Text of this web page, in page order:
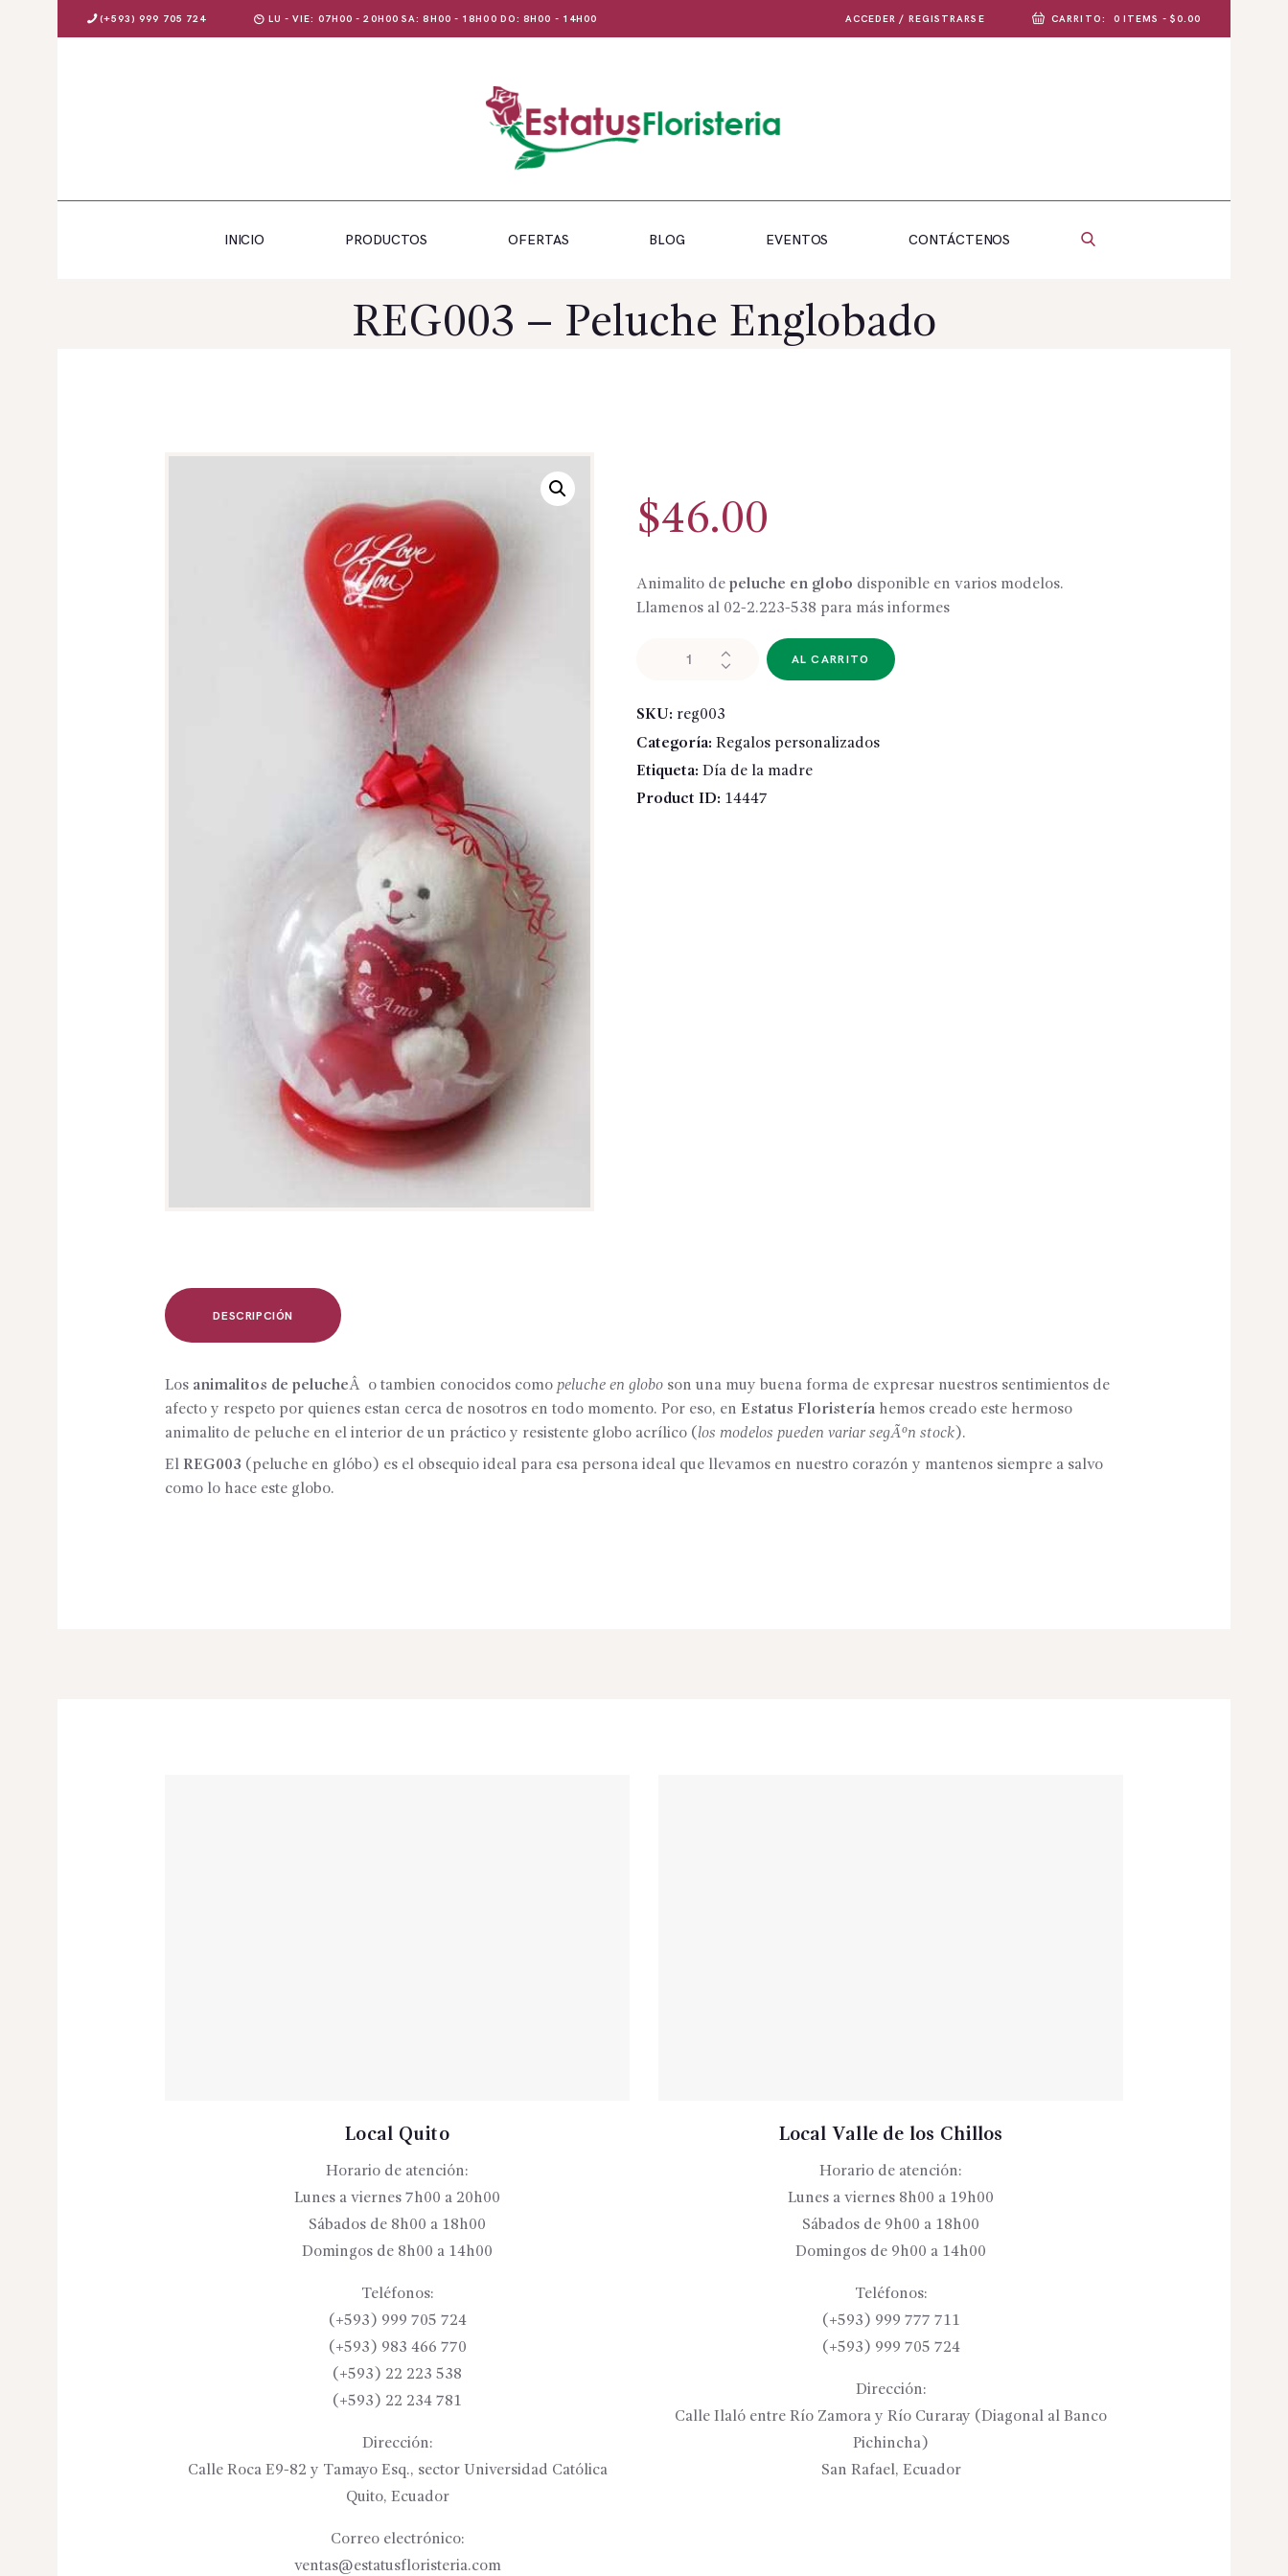
(+593) 999 705 724 LU - VIE: 07H00 - 20H00 SA: 8H00 - 18H00 DO: 8H00 - 14H00 ACCEDER / REGISTRARSE CARRITO: 0 ITEMS - $0.00
INICIO PRODUCTOS OFERTAS BLOG EVENTOS CONTÁCTENOS
REG003 – Peluche Englobado
$46.00
Animalito de peluche en globo disponible en varios modelos.
Llamenos al 02-2.223-538 para más informes
Englobado
cantidad
AL CARRITO
SKU: reg003
Categoría: Regalos personalizados
Etiqueta: Día de la madre
Product ID: 14447
DESCRIPCIÓN
Los animalitos de pelucheÂ o tambien conocidos como peluche en globo son una muy buena forma de expresar nuestros sentimientos de
afecto y respeto por quienes estan cerca de nosotros en todo momento. Por eso, en Estatus Floristería hemos creado este hermoso
animalito de peluche en el interior de un práctico y resistente globo acrílico (los modelos pueden variar segÃºn stock).
El REG003 (peluche en glóbo) es el obsequio ideal para esa persona ideal que llevamos en nuestro corazón y mantenos siempre a salvo
como lo hace este globo.
Local Quito
Horario de atención:
Lunes a viernes 7h00 a 20h00
Sábados de 8h00 a 18h00
Domingos de 8h00 a 14h00
Teléfonos:
(+593) 999 705 724
(+593) 983 466 770
(+593) 22 223 538
(+593) 22 234 781
Dirección:
Calle Roca E9-82 y Tamayo Esq., sector Universidad Católica
Quito, Ecuador
Correo electrónico:
ventas@estatusfloristeria.com
Local Valle de los Chillos
Horario de atención:
Lunes a viernes 8h00 a 19h00
Sábados de 9h00 a 18h00
Domingos de 9h00 a 14h00
Teléfonos:
(+593) 999 777 711
(+593) 999 705 724
Dirección:
Calle Ilaló entre Río Zamora y Río Curaray (Diagonal al Banco
Pichincha)
San Rafael, Ecuador